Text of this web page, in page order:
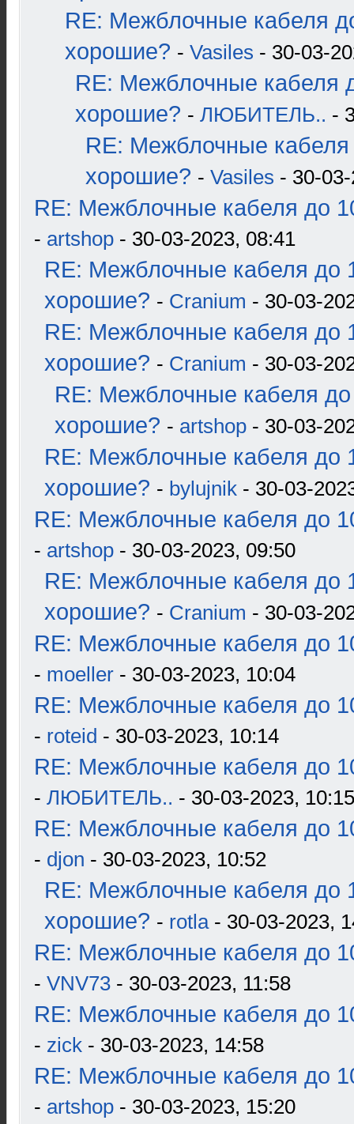
RE: Межблочные кабеля
хорошие? - Vasiles - 30-03-
RE: Межблочные кабеля
хорошие? - ЛЮБИТЕЛЬ.. -
RE: Межблочные кабеля
хорошие? - Vasiles - 30-
RE: Межблочные кабеля до
- artshop - 30-03-2023, 08:41
RE: Межблочные кабеля до
хорошие? - Cranium - 30-03-
RE: Межблочные кабеля до
хорошие? - Cranium - 30-03-
RE: Межблочные кабеля до
хорошие? - artshop - 30-03-
RE: Межблочные кабеля до
хорошие? - bylujnik - 30-03-
RE: Межблочные кабеля до
- artshop - 30-03-2023, 09:50
RE: Межблочные кабеля до
хорошие? - Cranium - 30-03-
RE: Межблочные кабеля до
- moeller - 30-03-2023, 10:04
RE: Межблочные кабеля до
- roteid - 30-03-2023, 10:14
RE: Межблочные кабеля до
- ЛЮБИТЕЛЬ.. - 30-03-2023, 10:15
RE: Межблочные кабеля до
- djon - 30-03-2023, 10:52
RE: Межблочные кабеля до
хорошие? - rotla- 30-03-2023,
RE: Межблочные кабеля до
- VNV73 - 30-03-2023, 11:58
RE: Межблочные кабеля до
- zick - 30-03-2023, 14:58
RE: Межблочные кабеля до
- artshop - 30-03-2023, 15:20